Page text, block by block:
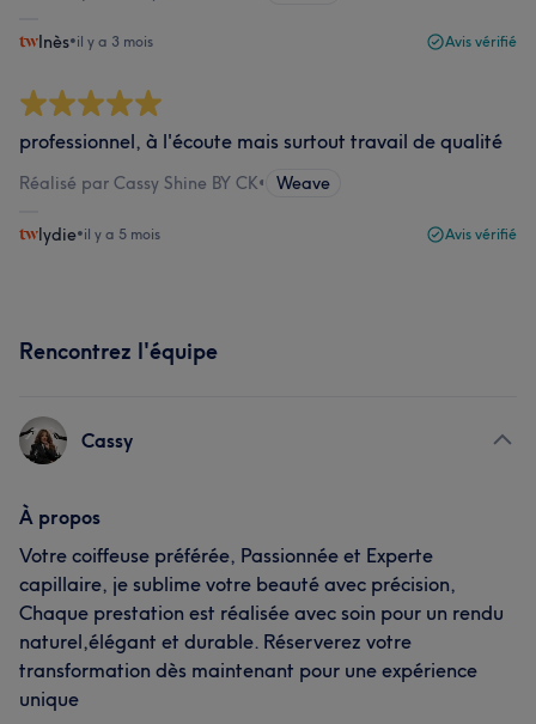
Inès•il y a 3 mois Avis vérifié
professionnel, à l'écoute mais surtout travail de qualité
Réalisé par Cassy Shine BY CK• Weave
lydie•il y a 5 mois Avis vérifié
Rencontrez l'équipe
Cassy
À propos
Votre coiffeuse préférée, Passionnée et Experte
capillaire, je sublime votre beauté avec précision,
Chaque prestation est réalisée avec soin pour un rendu
naturel,élégant et durable. Réserverez votre
transformation dès maintenant pour une expérience
unique